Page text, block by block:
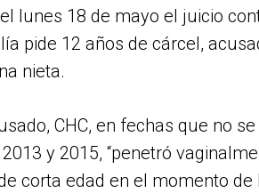
lunes 18 de mayo el juicio
pide 12 años de cárcel,
nieta.
CHC, en fechas que no
y 2015, “penetró
corta edad en el momento